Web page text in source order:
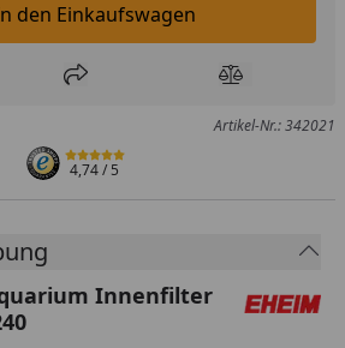
In den Einkaufswagen legen
den Einkaufswagen
Wunschliste hinzufügen
Teilen Produkt
Artikel-Nr.: 342021
4,74/ 5
Innenfilter